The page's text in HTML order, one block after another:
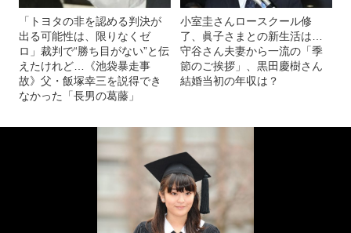
「トヨタの非を認める判決が
出る可能性は、限りなくゼ
ロ」裁判で“勝ち目がない”と伝
えたけれど…《池袋暴走事
故》父・飯塚幸三を説得でき
なかった「長男の葛藤」
小室圭さんロースクール修
了、眞子さまとの新生活は…
守谷さん夫妻から一流の「季
節のご挨拶」、黒田慶樹さん
結婚当初の年収は？